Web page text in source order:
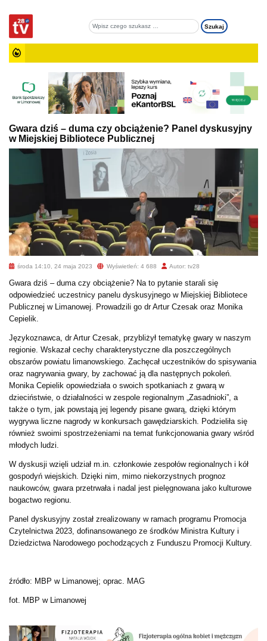
Gwara dziś – duma czy obciążenie? Panel dyskusyjny
w Miejskiej Bibliotece Publicznej
środa 14:10, 24 maja 2023 Wyświetleń: 4 688 Autor: tv28
Gwara dziś – duma czy obciążenie? Na to pytanie starali się
odpowiedzieć uczestnicy panelu dyskusyjnego w Miejskiej Bibliotece
Publicznej w Limanowej. Prowadzili go dr Artur Czesak oraz Monika
Cepielik.
Językoznawca, dr Artur Czesak, przybliżył tematykę gwary w naszym
regionie. Wskazał cechy charakterystyczne dla poszczególnych
obszarów powiatu limanowskiego. Zachęcał uczestników do spisywania
oraz nagrywania gwary, by zachować ją dla następnych pokoleń.
Monika Cepielik opowiedziała o swoich spotkaniach z gwarą w
dzieciństwie, o działalności w zespole regionalnym „Zasadnioki”, a
także o tym, jak powstają jej legendy pisane gwarą, dzięki którym
wygrywa liczne nagrody w konkursach gawędziarskich. Podzieliła się
również swoimi spostrzeżeniami na temat funkcjonowania gwary wśród
młodych ludzi.
W dyskusji wzięli udział m.in. członkowie zespołów regionalnych i kół
gospodyń wiejskich. Dzięki nim, mimo niekorzystnych prognoz
naukowców, gwara przetrwała i nadal jest pielęgnowana jako kulturowe
bogactwo regionu.
Panel dyskusyjny został zrealizowany w ramach programu Promocja
Czytelnictwa 2023, dofinansowanego ze środków Ministra Kultury i
Dziedzictwa Narodowego pochodzących z Funduszu Promocji Kultury.
źródło: MBP w Limanowej; oprac. MAG
fot. MBP w Limanowej